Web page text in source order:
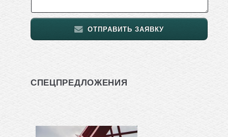
ОТПРАВИТЬ ЗАЯВКУ
СПЕЦПРЕДЛОЖЕНИЯ